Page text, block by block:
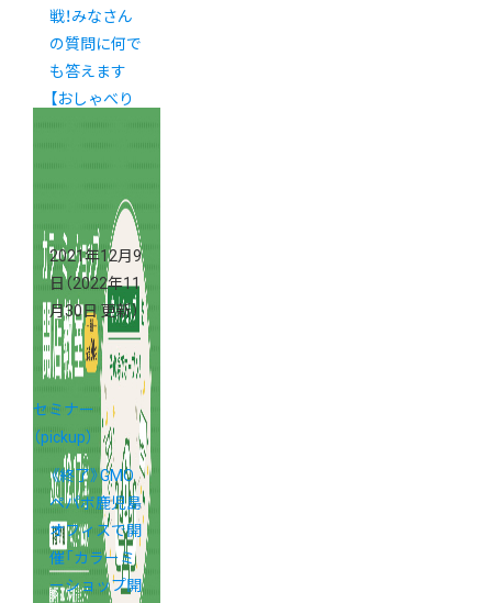
戦！みなさん
の質問に何で
も答えます
【おしゃべり
2021年12月9
日 （2022年11
月30日 更新）
セミナー
（pickup）
《終了》GMO
ペパボ鹿児島
オフィスで開
催「カラーミ
ーショップ開